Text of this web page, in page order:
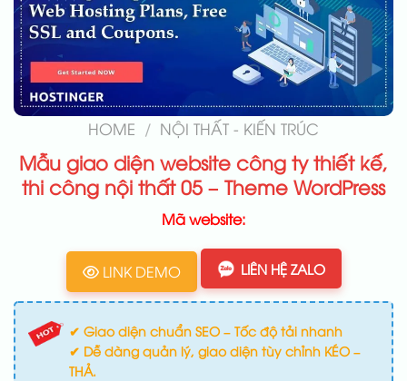
HOME / NỘI THẤT - KIẾN TRÚC
Mẫu giao diện website công ty thiết kế,
thi công nội thất 05 – Theme WordPress
Mã website:
LINK DEMO LIÊN HỆ ZALO
✔ Giao diện chuẩn SEO – Tốc độ tải nhanh
✔ Dễ dàng quản lý, giao diện tùy chỉnh KÉO –
THẢ.